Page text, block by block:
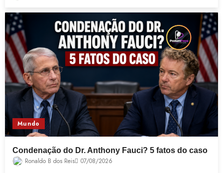
Mundo
Condenação do Dr. Anthony Fauci? 5 fatos do caso
Ronaldo B dos Reis 07/08/2026